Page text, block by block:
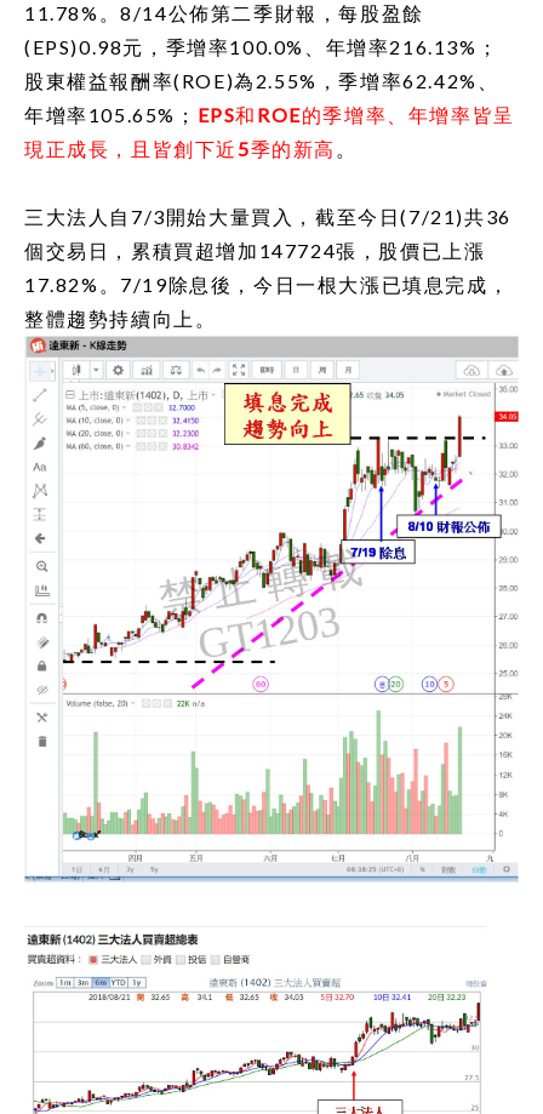
11.78% 。8/14公佈第二季財報，每股盈餘
(EPS)0.98元，季增率100.0% 、年增率216.13% ；
股東權益報酬率(ROE)為 2.55% ，季增率62.42%
年增率105.65% ； EPS和 ROE的季增率、年增率皆呈
現正成長，且皆創下近5季的新高 。
三大法人自 7/3開始大量買入，截至今日(7/21)共36
個交易日，累積買超增加 147724張，股價已上漲
17.82% 。 7/19除息後，今日一根大漲已填息完成，
整體趨勢持續向上。